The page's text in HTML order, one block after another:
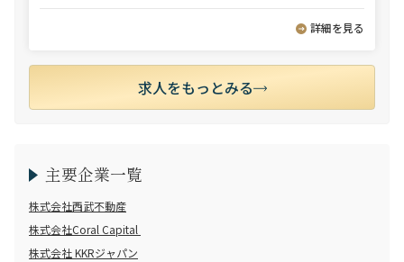
詳細を見る
求人をもっとみる
主要企業一覧
株式会社西武不動産
株式会社Coral Capital
株式会社 KKRジャパン